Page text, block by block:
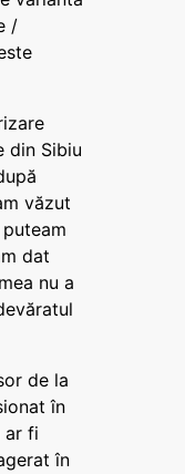
/
din Sibiu
văzut
dat
nu a
de la
în
ar fi
în